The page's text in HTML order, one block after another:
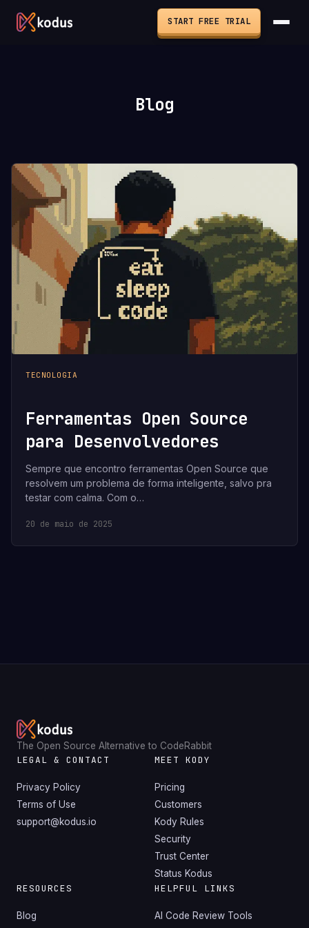
START FREE TRIAL
Blog
TECNOLOGIA
Ferramentas Open Source
para Desenvolvedores
Sempre que encontro ferramentas Open Source que
resolvem um problema de forma inteligente, salvo pra
testar com calma. Com o…
20 de maio de 2025
The Open Source Alternative to CodeRabbit
LEGAL & CONTACT
Privacy Policy
Terms of Use
support@kodus.io
MEET KODY
Pricing
Customers
Kody Rules
Security
Trust Center
Status Kodus
RESOURCES
Blog
HELPFUL LINKS
AI Code Review Tools